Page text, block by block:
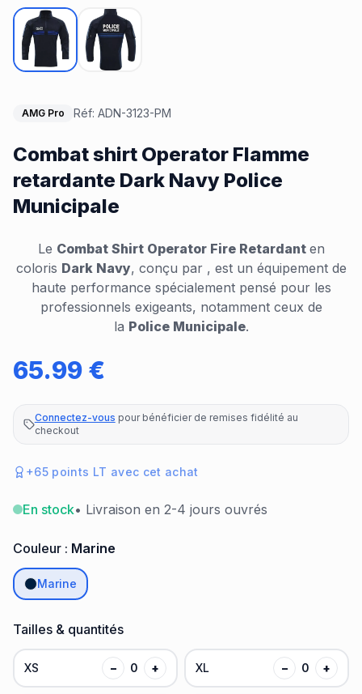
AMG Pro Réf: ADN-3123-PM
Combat shirt Operator Flamme
retardante Dark Navy Police
Municipale
Le Combat Shirt Operator Fire Retardant en
coloris Dark Navy, conçu par , est un équipement de
haute performance spécialement pensé pour les
professionnels exigeants, notamment ceux de
la Police Municipale.
65.99 €
Connectez-vous pour bénéficier de remises fidélité au
checkout
+65 points LT avec cet achat
En stock• Livraison en 2-4 jours ouvrés
Couleur : Marine
Marine
Tailles & quantités
XS − 0 + XL − 0 +